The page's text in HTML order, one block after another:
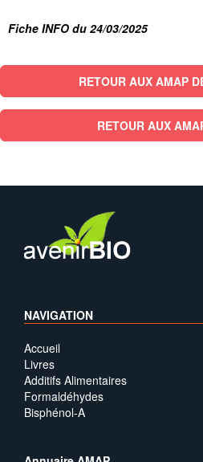
Fiche INFO du 24/03/2025
RETOUR AUX AMAP
RETOUR AUX
NAVIGATION
Accueil
Livres
Additifs Alimentaires
Formaldéhydes
Bisphénol-A